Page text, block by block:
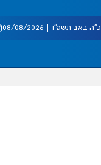
כ"ה באב תשפ"ו | 08/08/2026